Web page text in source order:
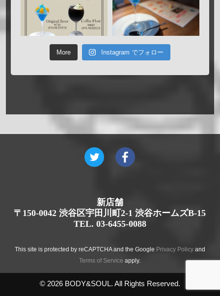
More Instagram でフォロー
新店舗
〒150-0042 渋谷区宇田川町2-1 渋谷ホームズB-15
TEL. 03-6455-0088
This site is protected by reCAPTCHA and the Google Privacy Policyand
Terms of Service apply.
© 2026 BODY&SOUL. All Rights Reserved.